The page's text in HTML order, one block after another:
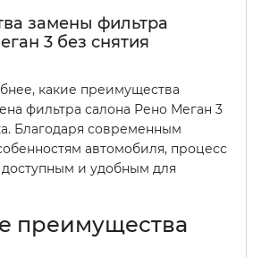
замены фильтра
3 без снятия
какие преимущества
фильтра салона Рено Меган 3
Благодаря современным
автомобиля, процесс
и удобным для
преимущества